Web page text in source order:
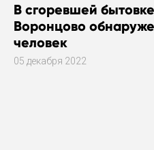
В сгоревшей
Воронцово
человек
05 декабря 2022